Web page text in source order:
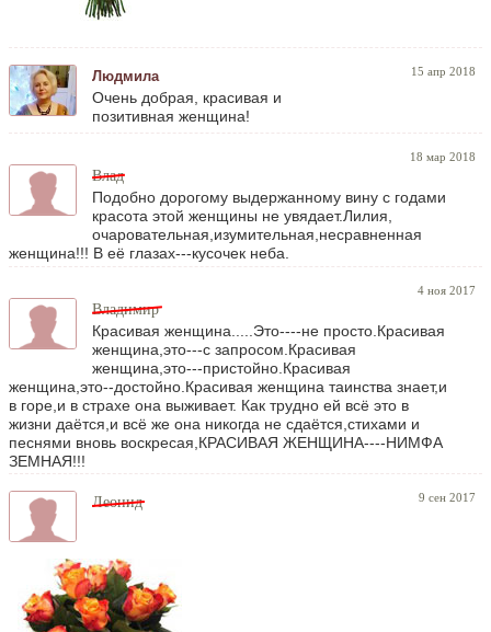
15 апр 2018
Людмила
Очень добрая, красивая и
позитивная женщина!
18 мар 2018
Влад
Подобно дорогому выдержанному вину с годами
красота этой женщины не увядает.Лилия,
очаровательная,изумительная,несравненная
женщина!!! В её глазах---кусочек неба.
4 ноя 2017
Владимир
Красивая женщина.....Это----не просто.Красивая
женщина,это---с запросом.Красивая
женщина,это---пристойно.Красивая
женщина,это--достойно.Красивая женщина таинства знает,и
в горе,и в страхе она выживает. Как трудно ей всё это в
жизни даётся,и всё же она никогда не сдаётся,стихами и
песнями вновь воскресая,КРАСИВАЯ ЖЕНЩИНА----НИМФА
ЗЕМНАЯ!!!
9 сен 2017
Леонид